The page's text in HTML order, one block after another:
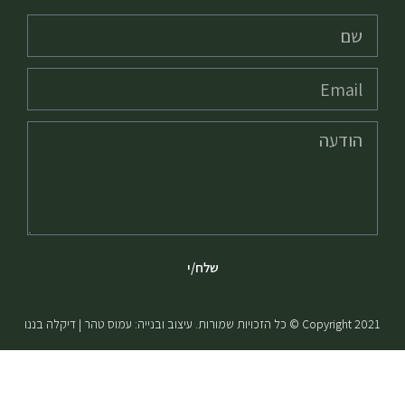
שלח/י
Copyright 2021 © כל הזכויות שמורות. עיצוב ובנייה: עמוס טהר | דיקלה בננו